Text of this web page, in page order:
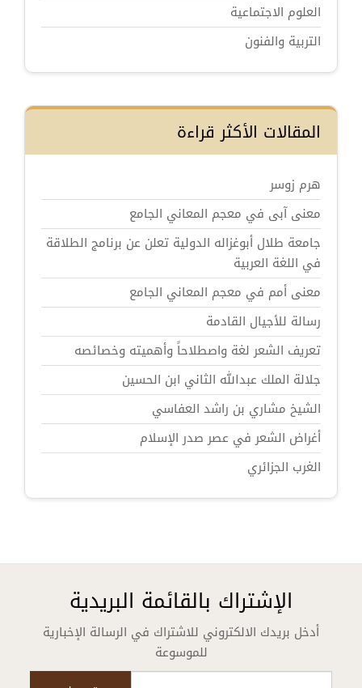
العلوم الاجتماعية
التربية والفنون
المقالات الأكثر قراءة
هرم زوسر
معنى آبى في معجم المعاني الجامع
جامعة طلال أبوغزاله الدولية تعلن عن برنامج الطلاقة
في اللغة العربية
معنى أمم في معجم المعاني الجامع
رسالة للأجيال القادمة
تعريف الشعر لغة واصطلاحاً وأهميته وخصائصه
جلالة الملك عبدالله الثاني ابن الحسين
الشيخ مشاري بن راشد العفاسي
أغراض الشعر في عصر صدر الإسلام
الغرب الجزائري
الإشتراك بالقائمة البريدية
أدخل بريدك الالكتروني للاشتراك في الرسالة الإخبارية
للموسوعة